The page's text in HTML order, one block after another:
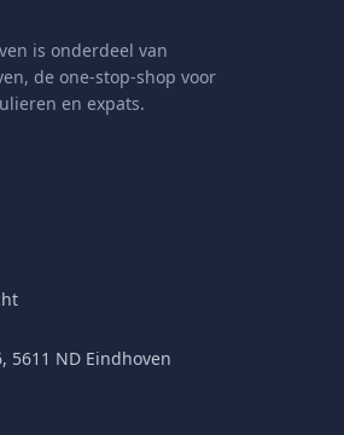
is onderdeel van
de one-stop-shop voor
en expats.
5611 ND Eindhoven